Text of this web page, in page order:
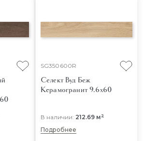
SG350600R
Селект Вуд Беж
Керамогранит 9.6x60
В наличии: 212.69 м2
Подробнее